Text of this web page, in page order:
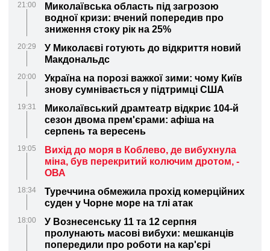
21:00
Миколаївська область під загрозою
водної кризи: вчений попередив про
зниження стоку рік на 25%
20:29
У Миколаєві готують до відкриття новий
Макдональдс
20:00
Україна на порозі важкої зими: чому Київ
знову сумнівається у підтримці США
19:31
Миколаївський драмтеатр відкриє 104-й
сезон двома прем'єрами: афіша на
серпень та вересень
19:05
Вихід до моря в Коблево, де вибухнула
міна, був перекритий колючим дротом, -
ОВА
18:34
Туреччина обмежила прохід комерційних
суден у Чорне море на тлі атак
18:00
У Вознесенську 11 та 12 серпня
пролунають масові вибухи: мешканців
попередили про роботи на кар'єрі